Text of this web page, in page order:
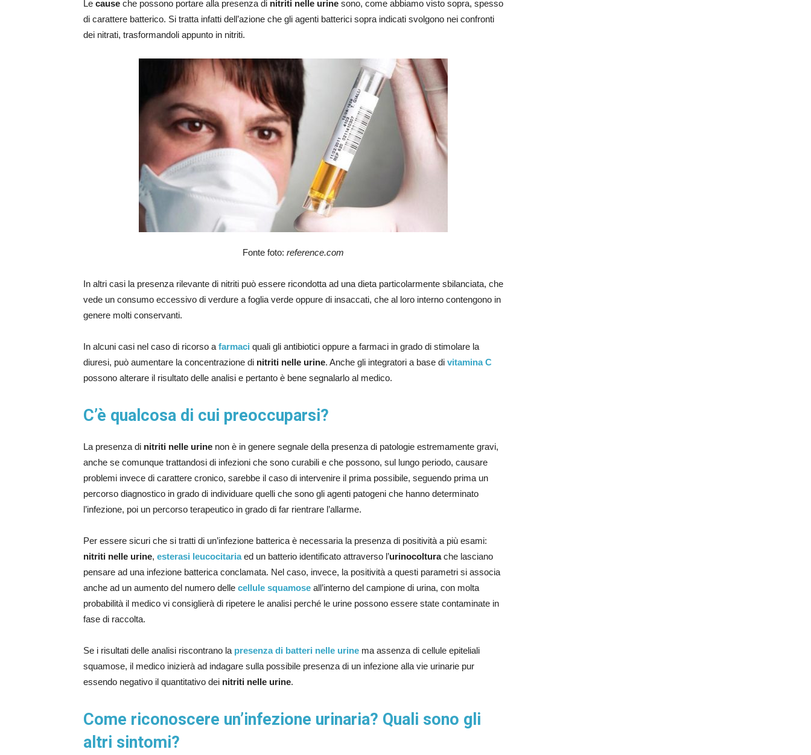
Le cause che possono portare alla presenza di nitriti nelle urine sono, come abbiamo visto sopra, spesso
di carattere batterico. Si tratta infatti dell’azione che gli agenti batterici sopra indicati svolgono nei confronti
dei nitrati, trasformandoli appunto in nitriti.
Fonte foto: reference.com
In altri casi la presenza rilevante di nitriti può essere ricondotta ad una dieta particolarmente sbilanciata, che
vede un consumo eccessivo di verdure a foglia verde oppure di insaccati, che al loro interno contengono in
genere molti conservanti.
In alcuni casi nel caso di ricorso a farmaci quali gli antibiotici oppure a farmaci in grado di stimolare la
diuresi, può aumentare la concentrazione di nitriti nelle urine. Anche gli integratori a base di vitamina C
possono alterare il risultato delle analisi e pertanto è bene segnalarlo al medico.
C’è qualcosa di cui preoccuparsi?
La presenza di nitriti nelle urine non è in genere segnale della presenza di patologie estremamente gravi,
anche se comunque trattandosi di infezioni che sono curabili e che possono, sul lungo periodo, causare
problemi invece di carattere cronico, sarebbe il caso di intervenire il prima possibile, seguendo prima un
percorso diagnostico in grado di individuare quelli che sono gli agenti patogeni che hanno determinato
l’infezione, poi un percorso terapeutico in grado di far rientrare l’allarme.
Per essere sicuri che si tratti di un’infezione batterica è necessaria la presenza di positività a più esami:
nitriti nelle urine, esterasi leucocitariaed un batterio identificato attraverso l’urinocolturache lasciano
pensare ad una infezione batterica conclamata. Nel caso, invece, la positività a questi parametri si associa
anche ad un aumento del numero delle cellule squamose all’interno del campione di urina, con molta
probabilità il medico vi consiglierà di ripetere le analisi perché le urine possono essere state contaminate in
fase di raccolta.
Se i risultati delle analisi riscontrano la presenza di batteri nelle urine ma assenza di cellule epiteliali
squamose, il medico inizierà ad indagare sulla possibile presenza di un infezione alla vie urinarie pur
essendo negativo il quantitativo dei nitriti nelle urine.
Come riconoscere un’infezione urinaria? Quali sono gli
altri sintomi?